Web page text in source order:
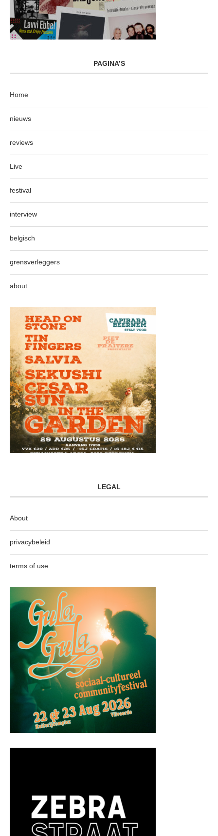
PAGINA’S
Home
nieuws
reviews
Live
festival
interview
belgisch
grensverleggers
about
LEGAL
About
privacybeleid
terms of use